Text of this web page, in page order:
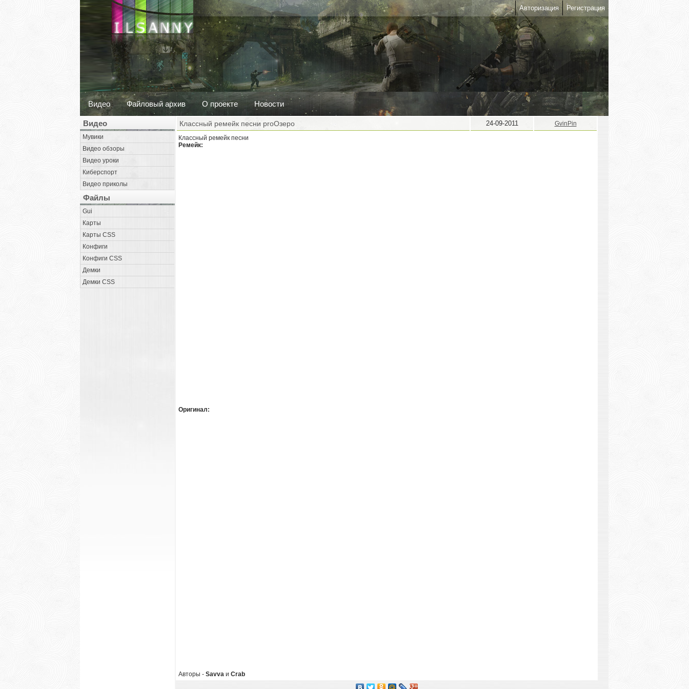
Авторизация Регистрация
Видео Файловый архив О проекте Новости
Видео
Мувики
Видео обзоры
Видео уроки
Киберспорт
Видео приколы
Файлы
Gui
Карты
Карты CSS
Конфиги
Конфиги CSS
Демки
Демки CSS
Классный ремейк песни proОзеро 24-09-2011
GvinPin
Классный ремейк песни
Ремейк:
Оригинал:
Авторы - Savva и Crab